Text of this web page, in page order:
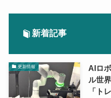
新着記事
更新情報
AIロ
ル世
「ト